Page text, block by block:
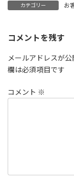
カテゴリー お
コメントを残す
メールアドレスが公
欄は必須項目です
コメント ※